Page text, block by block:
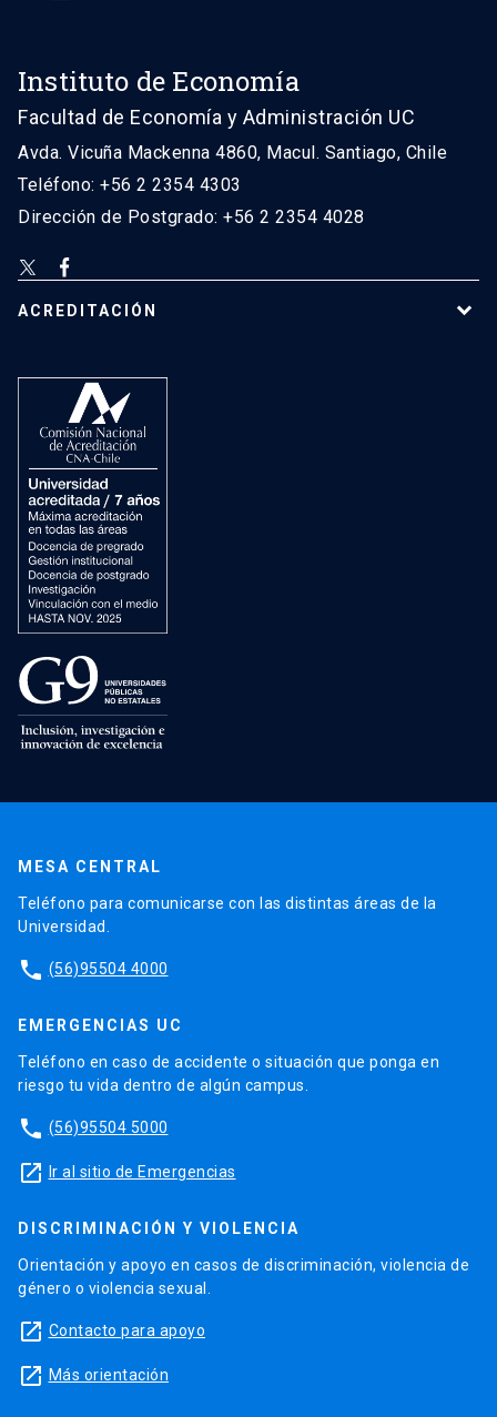
Instituto de Economía
Facultad de Economía y Administración UC
Avda. Vicuña Mackenna 4860, Macul. Santiago, Chile
Teléfono: +56 2 2354 4303
Dirección de Postgrado: +56 2 2354 4028
ACREDITACIÓN
MESA CENTRAL
Teléfono para comunicarse con las distintas áreas de la
Universidad.
phone (56)95504 4000
EMERGENCIAS UC
Teléfono en caso de accidente o situación que ponga en
riesgo tu vida dentro de algún campus.
phone (56)95504 5000
launch Ir al sitio de Emergencias
DISCRIMINACIÓN Y VIOLENCIA
Orientación y apoyo en casos de discriminación, violencia de
género o violencia sexual.
launch Contacto para apoyo
launch Más orientación